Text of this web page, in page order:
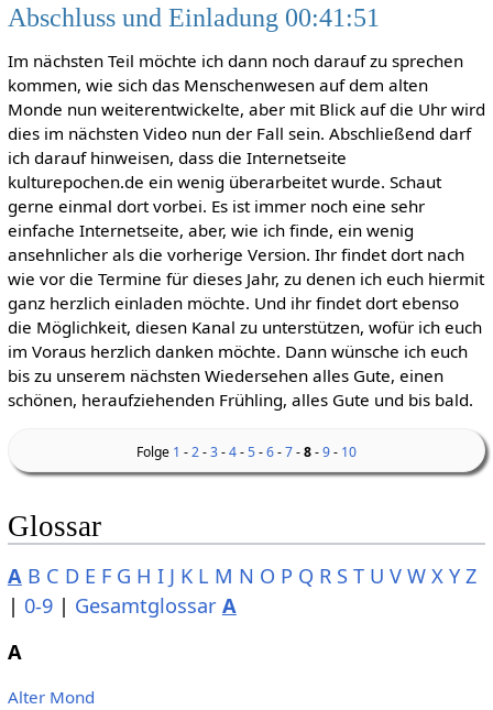
Abschluss und Einladung 00:41:51
Im nächsten Teil möchte ich dann noch darauf zu sprechen
kommen, wie sich das Menschenwesen auf dem alten
Monde nun weiterentwickelte, aber mit Blick auf die Uhr wird
dies im nächsten Video nun der Fall sein. Abschließend darf
ich darauf hinweisen, dass die Internetseite
kulturepochen.de ein wenig überarbeitet wurde. Schaut
gerne einmal dort vorbei. Es ist immer noch eine sehr
einfache Internetseite, aber, wie ich finde, ein wenig
ansehnlicher als die vorherige Version. Ihr findet dort nach
wie vor die Termine für dieses Jahr, zu denen ich euch hiermit
ganz herzlich einladen möchte. Und ihr findet dort ebenso
die Möglichkeit, diesen Kanal zu unterstützen, wofür ich euch
im Voraus herzlich danken möchte. Dann wünsche ich euch
bis zu unserem nächsten Wiedersehen alles Gute, einen
schönen, heraufziehenden Frühling, alles Gute und bis bald.
Folge 1 -2-3-4-5-6-7-8-9- 10
Glossar
A B C D E F G H I J K L M N O P Q R S T U V W X Y Z
| 0-9| Gesamtglossar A
A
Alter Mond